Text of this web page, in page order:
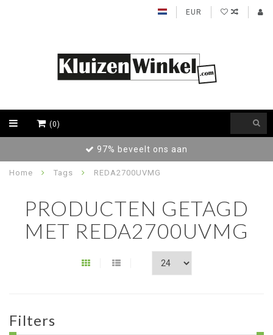
EUR
(0)
97% beveelt ons aan
Home Tags REDA2700UVMG
PRODUCTEN GETAGD
MET REDA2700UVMG
Filters